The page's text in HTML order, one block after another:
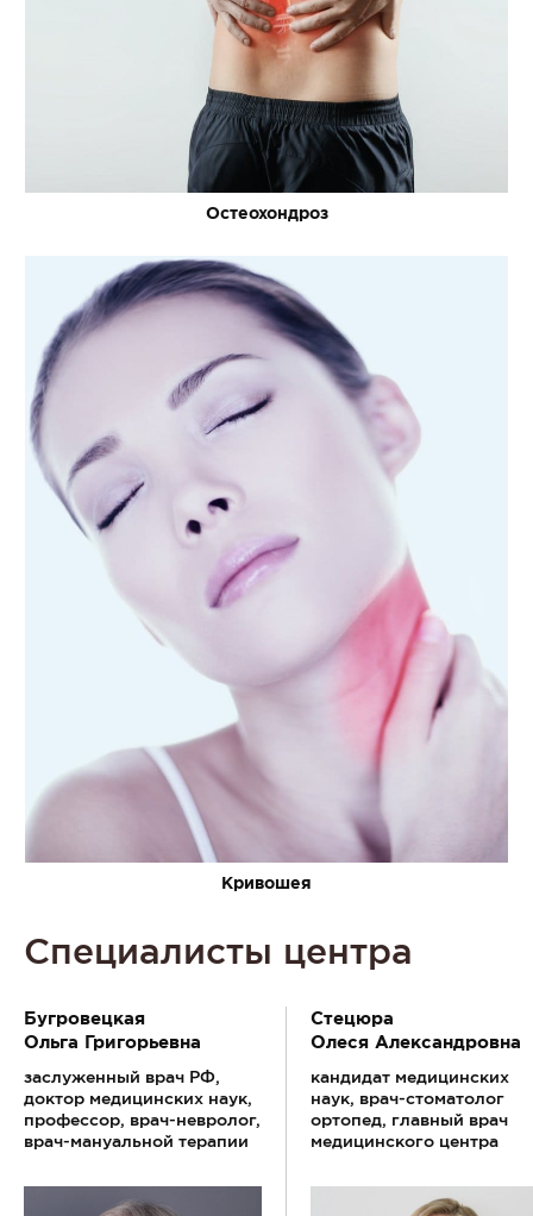
Остеохондроз
Кривошея
Специалисты центра
Бугровецкая
Ольга Григорьевна
заслуженный врач РФ,
доктор медицинских наук,
профессор, врач-невролог,
врач-мануальной терапии
Стецюра
Олеся Александровна
кандидат медицинских
наук, врач-стоматолог
ортопед, главный врач
медицинского центра